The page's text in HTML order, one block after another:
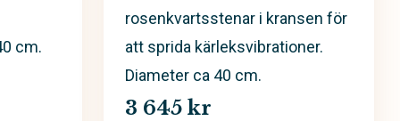
cm.
rosenkvartsstenar i kransen för
att sprida kärleksvibrationer.
Diameter ca 40 cm.
3 645 kr